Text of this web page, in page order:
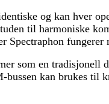
og kan hver
til harmoniske
Spectraphon
som en tradisjonell
bussen kan brukes